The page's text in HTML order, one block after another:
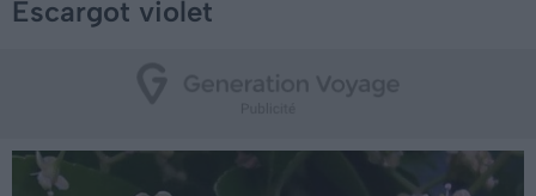
Escargot violet